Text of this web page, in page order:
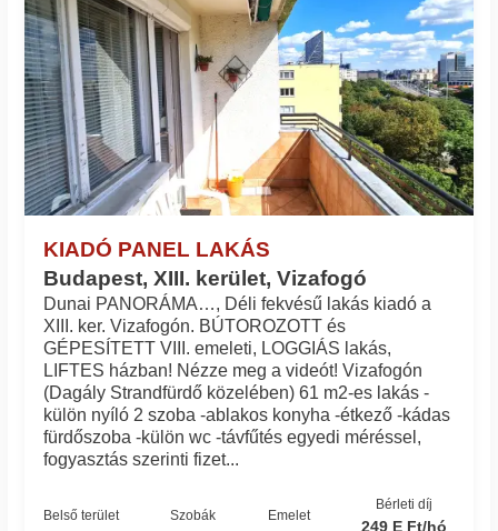
KIADÓ PANEL LAKÁS
Budapest, XIII. kerület, Vizafogó
Dunai PANORÁMA…, Déli fekvésű lakás kiadó a
XIII. ker. Vizafogón. BÚTOROZOTT és
GÉPESÍTETT VIII. emeleti, LOGGIÁS lakás,
LIFTES házban! Nézze meg a videót! Vizafogón
(Dagály Strandfürdő közelében) 61 m2-es lakás -
külön nyíló 2 szoba -ablakos konyha -étkező -kádas
fürdőszoba -külön wc -távfűtés egyedi méréssel,
fogyasztás szerinti fizet...
Belső terület Szobák Emelet
Bérleti díj
249 E Ft/hó